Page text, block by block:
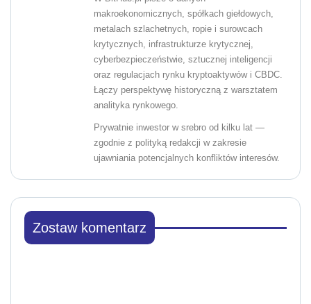
makroekonomicznych, spółkach giełdowych,
metalach szlachetnych, ropie i surowcach
krytycznych, infrastrukturze krytycznej,
cyberbezpieczeństwie, sztucznej inteligencji
oraz regulacjach rynku kryptoaktywów i CBDC.
Łączy perspektywę historyczną z warsztatem
analityka rynkowego.
Prywatnie inwestor w srebro od kilku lat —
zgodnie z polityką redakcji w zakresie
ujawniania potencjalnych konfliktów interesów.
Zostaw komentarz